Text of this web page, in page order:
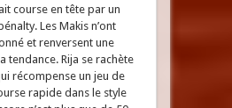
course en tête par un
Les Makis n’ont
et renversent une
tendance. Rija se rachète
récompense un jeu de
rapide dans le style